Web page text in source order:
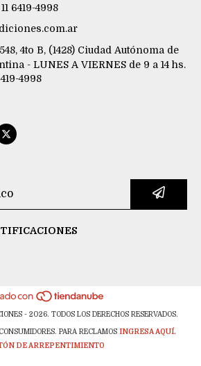
6419-4998
4to B, (1428) Ciudad Autónoma de
- LUNES A VIERNES de 9 a 14 hs.
4998
- 2026. TODOS LOS DERECHOS RESERVADOS.
PARA RECLAMOS INGRESA AQUÍ.
DE ARREPENTIMIENTO